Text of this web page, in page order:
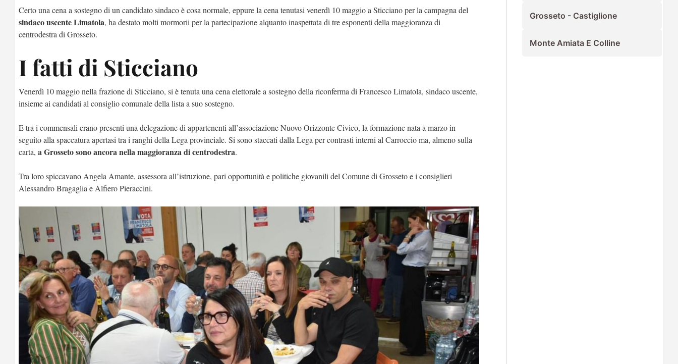
Certo una cena a sostegno di un candidato sindaco è cosa normale, eppure la cena tenutasi venerdì 10 maggio a Sticciano per la campagna del
sindaco uscente Limatola, ha destato molti mormorii per la partecipazione alquanto inaspettata di tre esponenti della maggioranza di
centrodestra di Grosseto.
I fatti di Sticciano
Venerdì 10 maggio nella frazione di Sticciano, si è tenuta una cena elettorale a sostegno della riconferma di Francesco Limatola, sindaco uscente,
insieme ai candidati al consiglio comunale della lista a suo sostegno.
E tra i commensali erano presenti una delegazione di appartenenti all’associazione Nuovo Orizzonte Civico, la formazione nata a marzo in
seguito alla spaccatura apertasi tra i ranghi della Lega provinciale. Si sono staccati dalla Lega per contrasti interni al Carroccio ma, almeno sulla
carta, a Grosseto sono ancora nella maggioranza di centrodestra.
Tra loro spiccavano Angela Amante, assessora all’istruzione, pari opportunità e politiche giovanili del Comune di Grosseto e i consiglieri
Alessandro Bragaglia e Alfiero Pieraccini.
Grosseto - Castiglione
Monte Amiata E Colline